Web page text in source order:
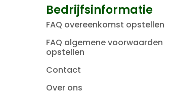
Bedrijfsinformatie
FAQ overeenkomst opstellen
FAQ algemene voorwaarden
opstellen
Contact
Over ons